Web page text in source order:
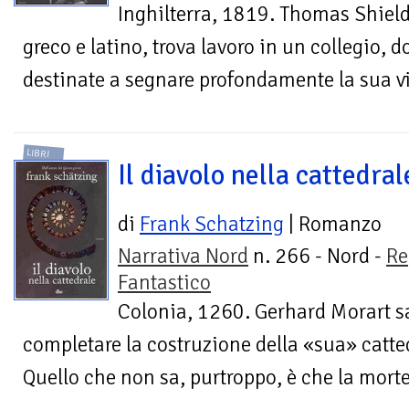
Inghilterra, 1819. Thomas
greco e latino, trova lavoro in un collegio,
destinate a segnare profondamente la sua
LIBRI
Il diavolo nella
di Frank Schatzing | Romanzo
Narrativa Nord n. 266 - Nord -
Fantastico
Colonia, 1260. Gerhard Morart
completare la costruzione della «sua»
Quello che non sa, purtroppo, è che la